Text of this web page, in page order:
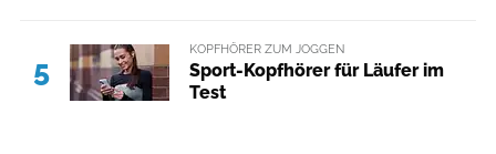
5
KOPFHÖRER ZUM JOGGEN
Sport-Kopfhörer für Läufer im
Test